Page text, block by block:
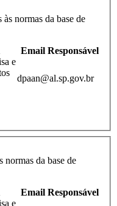
normas da base de
Email Responsável
e
dpaan@al.sp.gov.br
normas da base de
Email Responsável
e